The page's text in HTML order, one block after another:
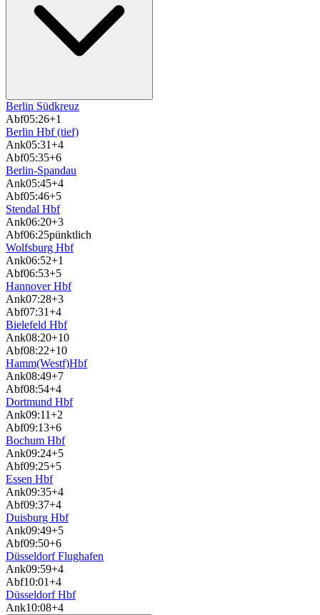
Berlin Südkreuz
Abf05:26+1
Berlin Hbf (tief)
Ank05:31+4
Abf05:35+6
Berlin-Spandau
Ank05:45+4
Abf05:46+5
Stendal Hbf
Ank06:20+3
Abf06:25pünktlich
Wolfsburg Hbf
Ank06:52+1
Abf06:53+5
Hannover Hbf
Ank07:28+3
Abf07:31+4
Bielefeld Hbf
Ank08:20+10
Abf08:22+10
Hamm(Westf)Hbf
Ank08:49+7
Abf08:54+4
Dortmund Hbf
Ank09:11+2
Abf09:13+6
Bochum Hbf
Ank09:24+5
Abf09:25+5
Essen Hbf
Ank09:35+4
Abf09:37+4
Duisburg Hbf
Ank09:49+5
Abf09:50+6
Düsseldorf Flughafen
Ank09:59+4
Abf10:01+4
Düsseldorf Hbf
Ank10:08+4